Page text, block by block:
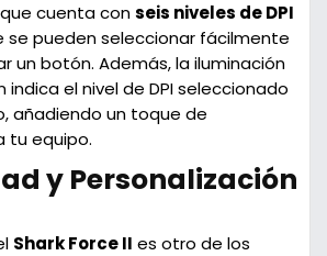
cuenta conseis niveles de DPI
se pueden seleccionar fácilmente
un botón. Además, la iluminación
el nivel de DPI seleccionado
añadiendo un toque de
tu equipo.
y Personalización
Shark Force II es otro de los